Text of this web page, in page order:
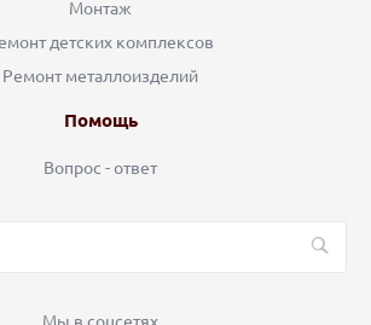
Монтаж
детских комплексов
Ремонт металлоизделий
Помощь
Вопрос - ответ